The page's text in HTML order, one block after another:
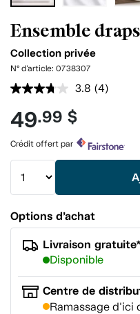
Ensemble
Collection privée
N° d'article: 0738307
3.8 Lire
vers
la
(4)
49.99 $
Crédit offert par
Options d’achat
Livraison gratuite*
Disponible
Centre de
Ramassage d'ici